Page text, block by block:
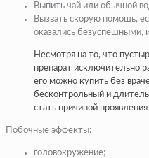
Выпить чай или обычной
Вызвать скорую помощь,
оказались безуспешными,
Несмотря на то, что
препарат исключительно
его можно купить без
бесконтрольный и
стать причиной
Побочные эффекты:
головокружение;